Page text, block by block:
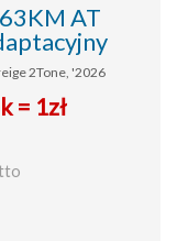
AT
2Tone, '2026
= 1zł